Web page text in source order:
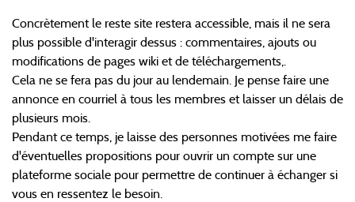
Concrètement le reste site restera accessible, mais il ne sera
plus possible d'interagir dessus : commentaires, ajouts ou
modifications de pages wiki et de téléchargements,.
Cela ne se fera pas du jour au lendemain. Je pense faire une
annonce en courriel à tous les membres et laisser un délais de
plusieurs mois.
Pendant ce temps, je laisse des personnes motivées me faire
d'éventuelles propositions pour ouvrir un compte sur une
plateforme sociale pour permettre de continuer à échanger si
vous en ressentez le besoin.